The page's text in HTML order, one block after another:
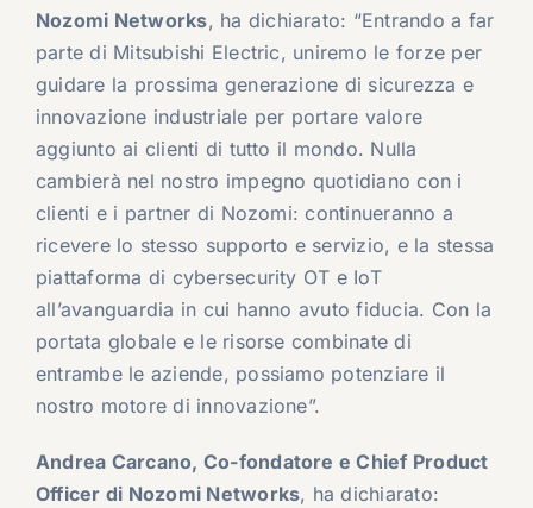
Nozomi Networks, ha dichiarato: “Entrando a far
parte di Mitsubishi Electric, uniremo le forze per
guidare la prossima generazione di sicurezza e
innovazione industriale per portare valore
aggiunto ai clienti di tutto il mondo. Nulla
cambierà nel nostro impegno quotidiano con i
clienti e i partner di Nozomi: continueranno a
ricevere lo stesso supporto e servizio, e la stessa
piattaforma di cybersecurity OT e IoT
all’avanguardia in cui hanno avuto fiducia. Con la
portata globale e le risorse combinate di
entrambe le aziende, possiamo potenziare il
nostro motore di innovazione”.
Andrea Carcano, Co-fondatore e Chief Product
Officer di Nozomi Networks, ha dichiarato: